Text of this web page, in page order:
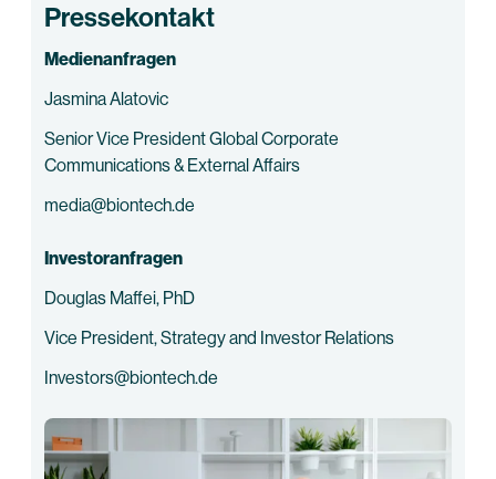
Pressekontakt
Medienanfragen
Jasmina Alatovic
Senior Vice President Global Corporate
Communications & External Affairs
media@biontech.de
Investoranfragen
Douglas Maffei, PhD
Vice President, Strategy and Investor Relations
Investors@biontech.de